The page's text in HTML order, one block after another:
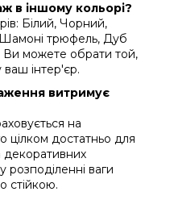
в іншому кольорі?
Білий, Чорний,
трюфель, Дуб
Ви можете обрати той,
інтер'єр.
витримує
на
цілком достатньо для
декоративних
ваги
стійкою.